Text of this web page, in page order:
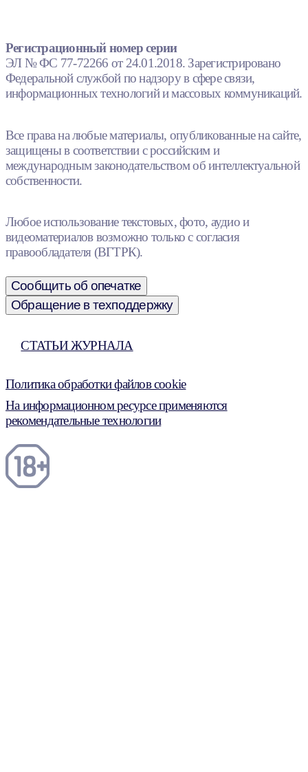
Регистрационный номер серии
ЭЛ № ФС 77-72266 от 24.01.2018. Зарегистрировано
Федеральной службой по надзору в сфере связи,
информационных технологий и массовых коммуникаций.
Все права на любые материалы, опубликованные на сайте,
защищены в соответствии с российским и
международным законодательством об интеллектуальной
собственности.
Любое использование текстовых, фото, аудио и
видеоматериалов возможно только с согласия
правообладателя (ВГТРК).
Сообщить об опечатке
Обращение в техподдержку
СТАТЬИ ЖУРНАЛА
Политика обработки файлов cookie
На информационном ресурсе применяются
рекомендательные технологии